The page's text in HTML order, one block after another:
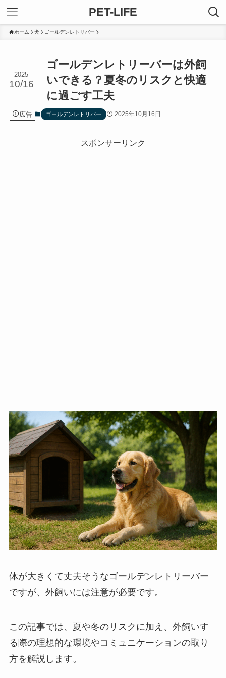
PET-LIFE
ホーム 犬 ゴールデンレトリバー
ゴールデンレトリーバーは外飼
いできる？夏冬のリスクと快適
に過ごす工夫
2025
10/16
広告 ゴールデンレトリバー 2025年10月16日
スポンサーリンク
体が大きくて丈夫そうなゴールデンレトリーバー
ですが、外飼いには注意が必要です。
この記事では、夏や冬のリスクに加え、外飼いす
る際の理想的な環境やコミュニケーションの取り
方を解説します。